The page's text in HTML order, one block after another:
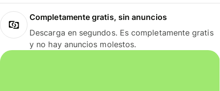
Completamente gratis, sin anuncios
Descarga en segundos. Es completamente gratis
y no hay anuncios molestos.